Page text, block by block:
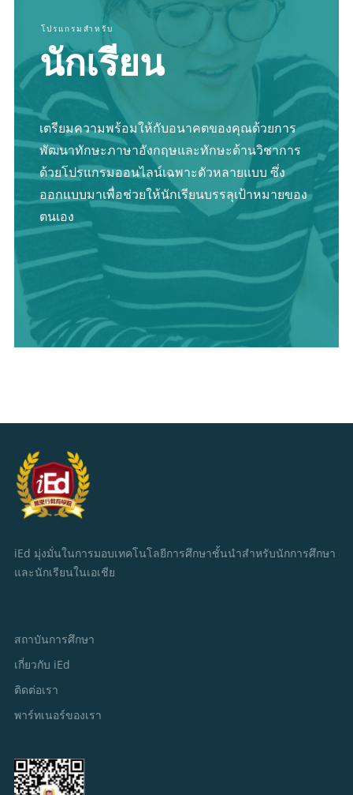
โปรแกรมสำหรับ
นักเรียน
เตรียมความพร้อมให้กับอนาคตของคุณด้วยการ
พัฒนาทักษะภาษาอังกฤษและทักษะด้านวิชาการ
ด้วยโปรแกรมออนไลน์เฉพาะตัวหลายแบบ ซึ่ง
ออกแบบมาเพื่อช่วยให้นักเรียนบรรลุเป้าหมายของ
ตนเอง
iEd มุ่งมั่นในการมอบเทคโนโลยีการศึกษาชั้นนำสำหรับนักการศึกษา
และนักเรียนในเอเชีย
สถาบันการศึกษา
เกี่ยวกับ iEd
ติดต่อเรา
พาร์ทเนอร์ของเรา